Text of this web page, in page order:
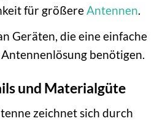
für größereAntennen.
Geräten, die eine einfache
benötigen.
und Materialgüte
zeichnet sich durch